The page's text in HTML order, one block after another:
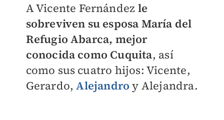
A Vicente Fernández le
sobreviven su esposa María del
Refugio Abarca, mejor
conocida como Cuquita, así
como sus cuatro hijos: Vicente,
Gerardo,Alejandro y Alejandra.